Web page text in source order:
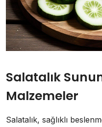
Salatalık
Malzemeler
Salatalık, sağlıklı